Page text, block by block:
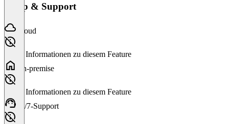
Setup & Support
Cloud
Keine Informationen zu diesem Feature
On-premise
Keine Informationen zu diesem Feature
24/7-Support